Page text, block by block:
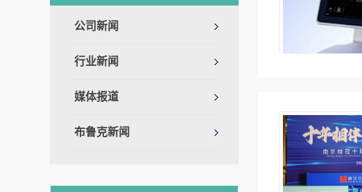
公司新闻
行业新闻
媒体报道
布鲁克新闻